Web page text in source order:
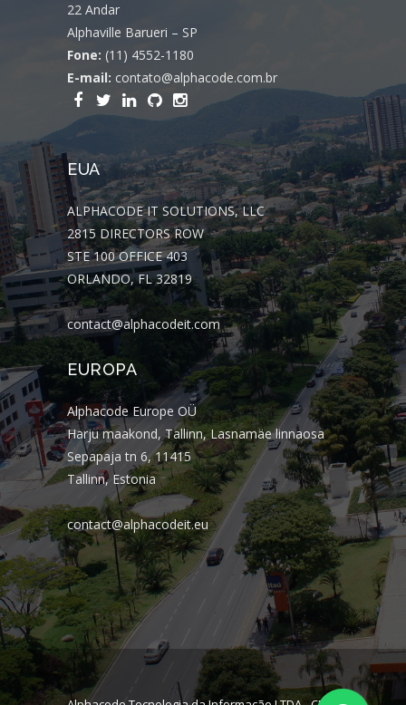
22 Andar
Alphaville Barueri – SP
Fone: (11) 4552-1180
E-mail: contato@alphacode.com.br
EUA
ALPHACODE IT SOLUTIONS, LLC
2815 DIRECTORS ROW
STE 100 OFFICE 403
ORLANDO, FL 32819
contact@alphacodeit.com
EUROPA
Alphacode Europe OÜ
Harju maakond, Tallinn, Lasnamäe linnaosa
Sepapaja tn 6, 11415
Tallinn, Estonia
contact@alphacodeit.eu